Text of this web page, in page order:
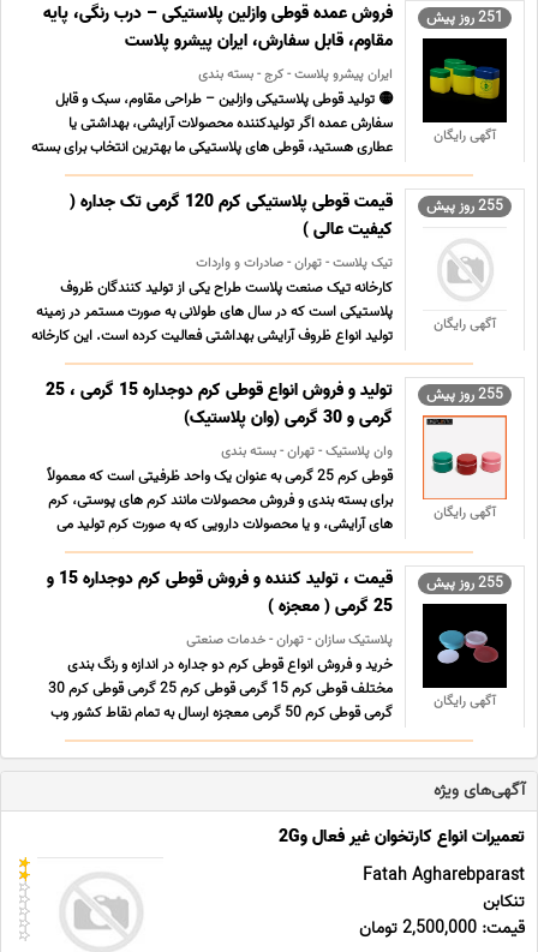
هرکدام مزایای خاص خود را دارند؛ از وزن سبک و قیمت مناسب
گرفته تا ظاهر ل ... ...
251 روز پیش
آگهی رایگان
فروش عمده قوطی وازلین پلاستیکی – درب رنگی، پایه
مقاوم، قابل سفارش، ایران پیشرو پلاست
ایران پیشرو پلاست - کرج - بسته بندی
🟡 تولید قوطی پلاستیکی وازلین – طراحی مقاوم، سبک و قابل
سفارش عمده اگر تولیدکننده محصولات آرایشی، بهداشتی یا
عطاری هستید، قوطی های پلاستیکی ما بهترین انتخاب برای بسته
بندی وازلین، کرم، پماد و ژل های مراقبتی هستند. ✅ بدنه زرد
مقاوم با درب رنگی (سبز، آبی، فیروزه ای) ✅ طراحی ضد نشت، ...
...
255 روز پیش
آگهی رایگان
قیمت قوطی پلاستیکی کرم 120 گرمی تک جداره (
کیفیت عالی )
تیک پلاست - تهران - صادرات و واردات
کارخانه تیک صنعت پلاست طراح یکی از تولید کنندگان ظروف
پلاستیکی است که در سال های طولانی به صورت مستمر در زمینه
تولید انواع ظروف آرایشی بهداشتی فعالیت کرده است. این کارخانه
با تولید انواع ظروف کرم با کیفیت با ظاهری زیبا موفق به جلب
اعتماد و رضایت مشتریان شده است و انواع قوطی کرم ... ...
255 روز پیش
آگهی رایگان
تولید و فروش انواع قوطی کرم دوجداره 15 گرمی ، 25
گرمی و 30 گرمی (وان پلاستیک)
وان پلاستیک - تهران - بسته بندی
قوطی کرم 25 گرمی به عنوان یک واحد ظرفیتی است که معمولاً
برای بسته بندی و فروش محصولات مانند کرم های پوستی، کرم
های آرایشی، و یا محصولات دارویی که به صورت کرم تولید می
شوند، استفاده می شود. این نوع بسته بندی معمولاً برای
محصولاتی که به مقدار کمی از آن استفاده می شود و به یکباره
مص ... ...
255 روز پیش
آگهی رایگان
قیمت ، تولید کننده و فروش قوطی کرم دوجداره 15 و
25 گرمی ( معجزه )
پلاستیک سازان - تهران - خدمات صنعتی
خرید و فروش انواع قوطی کرم دو جداره در اندازه و رنگ بندی
مختلف قوطی کرم 15 گرمی قوطی کرم 25 گرمی قوطی کرم 30
گرمی قوطی کرم 50 گرمی معجزه ارسال به تمام نقاط کشور وب
سایت https//oneplastic.ir ثبت سفارش تماس ...
آگهی‌های ویژه
تعمیرات انواع کارتخوان غیر فعال و2G
Fatah Agharebparast
تنکابن
قیمت: 2,500,000 تومان